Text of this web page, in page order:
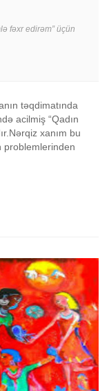
fəxr edirəm” üçün
təqdimatında
acilmiş “Qadın
xanım bu
problemlerinden